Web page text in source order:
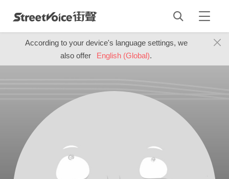
According to your device's language settings, we
also offer
English (Global).